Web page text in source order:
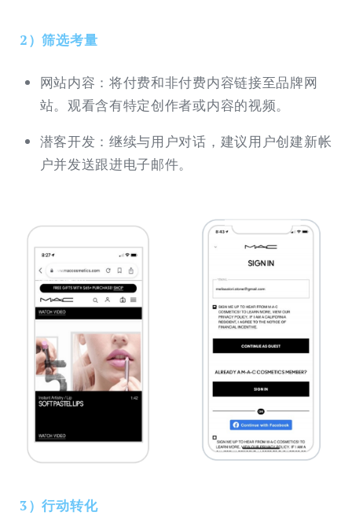
2）筛选考量
网站内容：将付费和非付费内容链接至品牌网
站。观看含有特定创作者或内容的视频。
潜客开发：继续与用户对话，建议用户创建新帐
户并发送跟进电子邮件。
3）行动转化